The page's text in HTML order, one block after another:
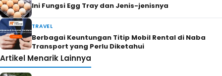
Ini Fungsi Egg Tray dan Jenis-jenisnya
TRAVEL
Berbagai Keuntungan Titip Mobil Rental di Naba
Transport yang Perlu Diketahui
Artikel Menarik Lainnya